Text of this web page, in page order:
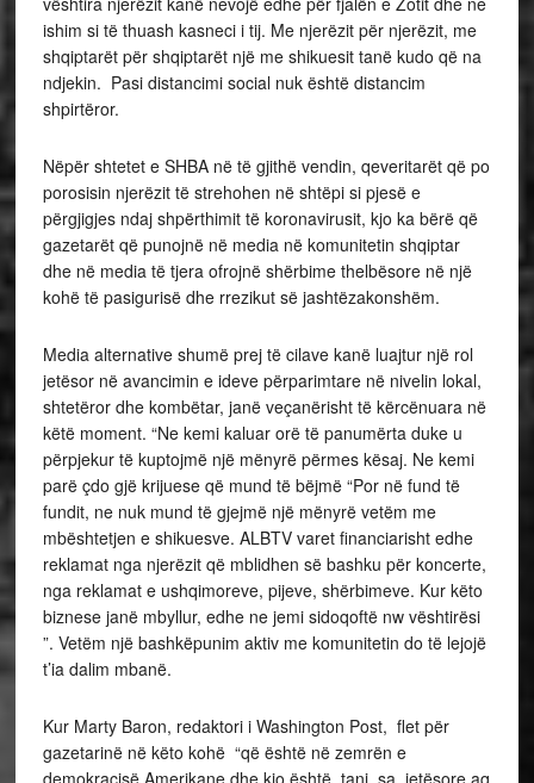
ishim si të thuash kasneci i tij. Me njerëzit për njerëzit, me
shqiptarët për shqiptarët një me shikuesit tanë kudo që na
ndjekin. Pasi distancimi social nuk është distancim
shpirtëror.
Nëpër shtetet e SHBA në të gjithë vendin, qeveritarët që po
porosisin njerëzit të strehohen në shtëpi si pjesë e
përgjigjes ndaj shpërthimit të koronavirusit, kjo ka bërë që
gazetarët që punojnë në media në komunitetin shqiptar
dhe në media të tjera ofrojnë shërbime thelbësore në një
kohë të pasigurisë dhe rrezikut së jashtëzakonshëm.
Media alternative shumë prej të cilave kanë luajtur një rol
jetësor në avancimin e ideve përparimtare në nivelin lokal,
shtetëror dhe kombëtar, janë veçanërisht të kërcënuara në
këtë moment. “Ne kemi kaluar orë të panumërta duke u
përpjekur të kuptojmë një mënyrë përmes kësaj. Ne kemi
parë çdo gjë krijuese që mund të bëjmë “Por në fund të
fundit, ne nuk mund të gjejmë një mënyrë vetëm me
mbështetjen e shikuesve. ALBTV varet financiarisht edhe
reklamat nga njerëzit që mblidhen së bashku për koncerte,
nga reklamat e ushqimoreve, pijeve, shërbimeve. Kur këto
biznese janë mbyllur, edhe ne jemi sidoqoftë nw vështirësi
”. Vetëm një bashkëpunim aktiv me komunitetin do të lejojë
t’ia dalim mbanë.
Kur Marty Baron, redaktori i Washington Post, flet për
gazetarinë në këto kohë “që është në zemrën e
demokracisë Amerikane dhe kjo është, tani, sa jetësore aq